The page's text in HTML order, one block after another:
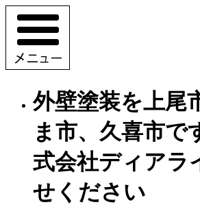
外壁塗装を上尾
ま市、久喜市で
式会社ディアラ
せください